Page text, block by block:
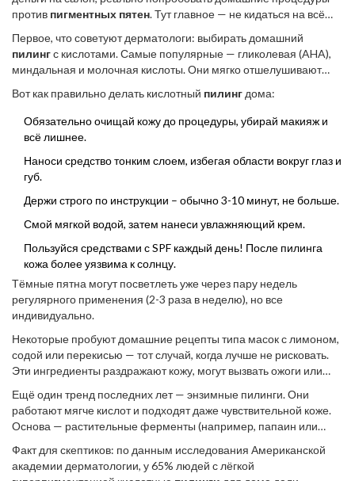
против пигментных пятен. Тут главное — не кидаться на всё
которые доказано работают.
Первое, что советуют дерматологи: выбирать домашний
пилингс кислотами. Самые популярные — гликолевая (AHA),
миндальная и молочная кислоты. Они мягко отшелушивают
Концентрация должна быть щадящей — для домашних средств
это 5-10% AHA, выше брать не стоит. Примеры проверенных
аптечных продуктов: Bioderma Pigmentbio Night Renewer, The
Вот как правильно делать кислотный пилинг дома:
Обязательно очищай кожу до процедуры, убирай макияж и
всё лишнее.
Наноси средство тонким слоем, избегая области вокруг глаз и
губ.
Держи строго по инструкции – обычно 3-10 минут, не больше.
Смой мягкой водой, затем нанеси увлажняющий крем.
Пользуйся средствами с SPF каждый день! После пилинга
кожа более уязвима к солнцу.
Тёмные пятна могут посветлеть уже через пару недель
регулярного применения (2-3 раза в неделю), но все
индивидуально.
Некоторые пробуют домашние рецепты типа масок с лимоном,
содой или перекисью — тот случай, когда лучше не рисковать.
Эти ингредиенты раздражают кожу, могут вызвать ожоги или
Ещё один тренд последних лет — энзимные пилинги. Они
работают мягче кислот и подходят даже чувствительной коже.
Основа — растительные ферменты (например, папаин или
Librederm Энзимный пилинг для лица.
Факт для скептиков: по данным исследования Американской
академии дерматологии, у 65% людей с лёгкой